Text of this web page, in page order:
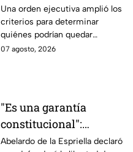
nacionalidad por
nacimiento del líder
del CJNG
Una orden ejecutiva amplió los
criterios para determinar
quiénes podrían quedar
excluidos de la nacionalidad
07 agosto, 2026
"Es una garantía
constitucional":
Abelardo de la
Abelardo de la Espriella declaró